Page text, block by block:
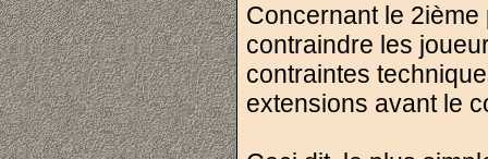
Concernant le
contraindre les
contraintes
extensions avant le